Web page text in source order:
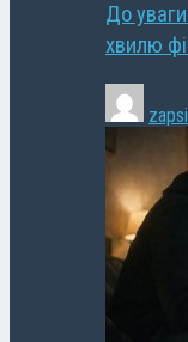
До
хвилю